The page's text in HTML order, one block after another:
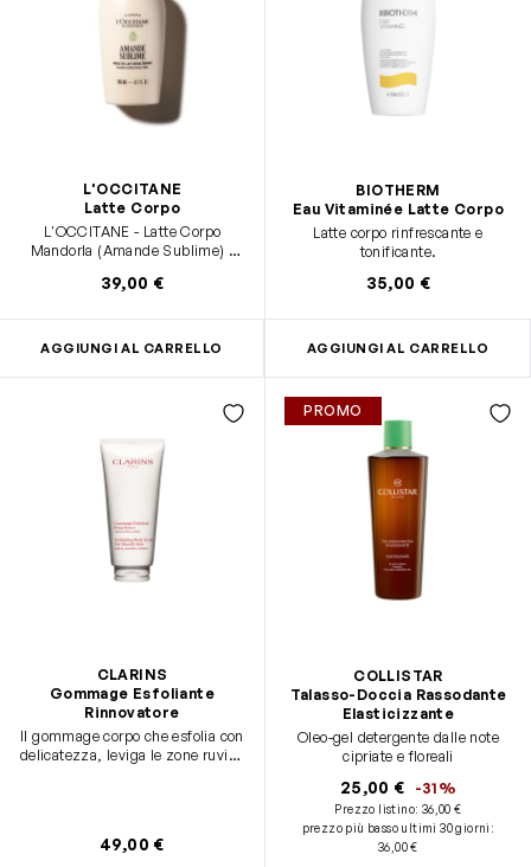
L'OCCITANE
Latte Corpo
L'OCCITANE - Latte Corpo
Mandorla (Amande Sublime) -
rassoda
39,00 €
AGGIUNGI AL CARRELLO
BIOTHERM
Eau Vitaminée Latte Corpo
Latte corpo rinfrescante e
tonificante.
35,00 €
AGGIUNGI AL CARRELLO
CLARINS
Gommage Esfoliante
Rinnovatore
Il gommage corpo che esfolia con
delicatezza, leviga le zone ruvide
49,00 €
PROMO
COLLISTAR
Talasso-Doccia Rassodante
Elasticizzante
Oleo-gel detergente dalle note
cipriate e floreali
25,00 € -31%
Prezzo listino: 36,00 €
prezzo più basso ultimi 30 giorni :
36,00 €